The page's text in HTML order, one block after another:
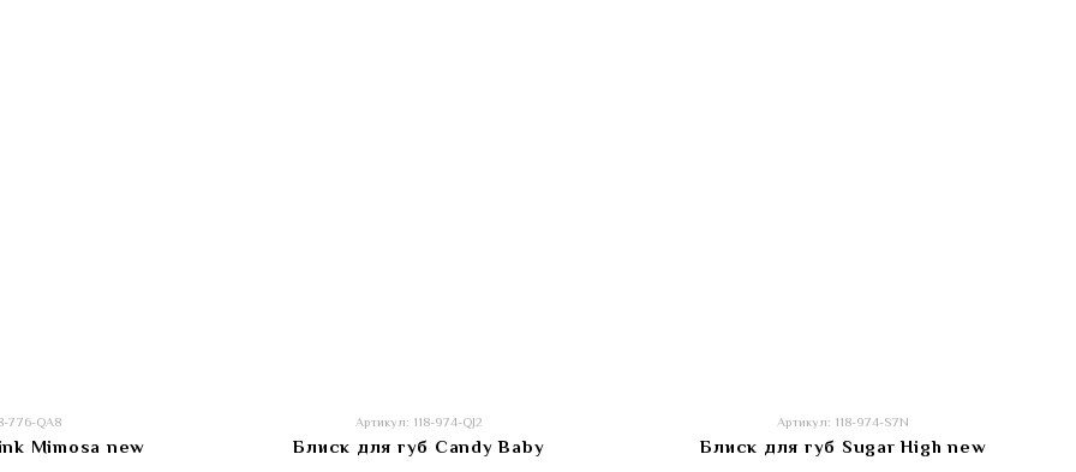
776-QA8
Mimosa new
Артикул: 118-974-QJ2
Блиск для губ Candy Baby
Артикул: 118-974-S7N
Блиск для губ Sugar High new